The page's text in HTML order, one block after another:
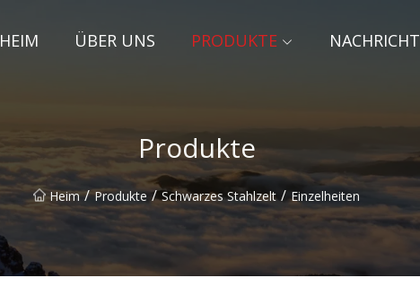
HEIM ÜBER UNS PRODUKTE NACHRICHT
Produkte
Heim / Produkte / Schwarzes Stahlzelt / Einzelheiten